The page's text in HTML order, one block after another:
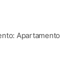
Apartamento